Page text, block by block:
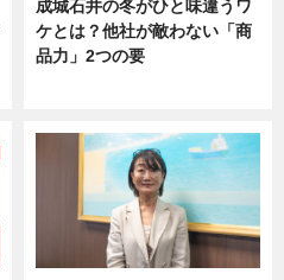
成城石井の冬がひと味違うワ
ケとは？他社が敵わない「商
品力」2つの要